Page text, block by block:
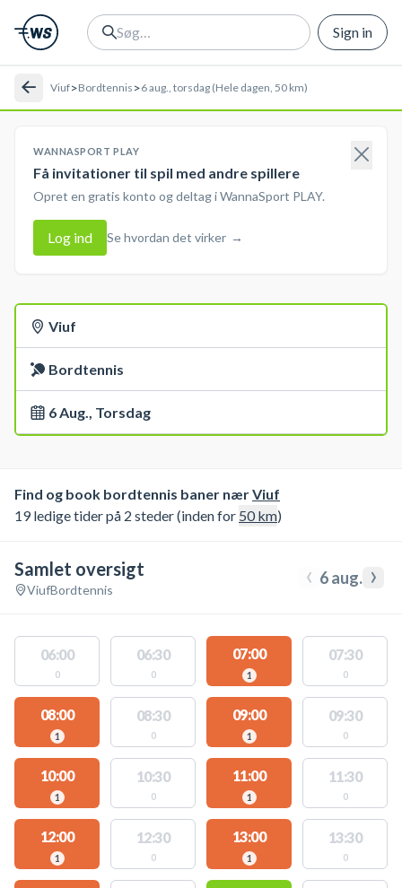
Sign in
Viuf>Bordtennis >6 aug., torsdag (Hele dagen, 50 km)
WANNASPORT PLAY
Få invitationer til spil med andre spillere
Opret en gratis konto og deltag i WannaSport PLAY.
Log ind Se hvordan det virker →
Viuf
Bordtennis
6 Aug., Torsdag
Find og book bordtennis baner nærViuf
19 ledige tider på 2 steder (inden for 50km)
Samlet oversigt
ViufBordtennis ‹ 6 aug. ›
06:00
0
06:30
0
07:00
1
07:30
0
08:00
1
08:30
0
09:00
1
09:30
0
10:00
1
10:30
0
11:00
1
11:30
0
12:00
1
12:30
0
13:00
1
13:30
0